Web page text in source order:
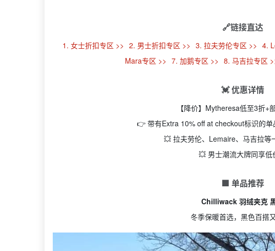
🔗链接直达
1. 女士折扣专区 >> 2. 男士折扣专区 >> 3. 拉夫劳伦专区 >> 4.
Mara专区 >> 7. 加鹅专区 >> 8. 马吉拉专区
💓 优惠详情
【降价】Mytheresa低至3折+
👉 带有Extra 10% off at checkout标识的
💥 拉夫劳伦、Lemaire、马吉拉等
💥 男士潮流大牌同享低
🟩 单品推荐
Chilliwack 羽绒夹克
冬季保暖首选，黑色百搭